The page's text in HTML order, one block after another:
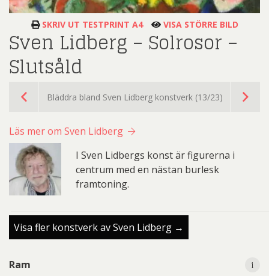
SKRIV UT TESTPRINT A4 VISA STÖRRE BILD
Sven Lidberg – Solrosor –
Slutsåld
Bläddra bland Sven Lidberg konstverk (13/23)
Läs mer om Sven Lidberg
I Sven Lidbergs konst är figurerna i
centrum med en nästan burlesk
framtoning.
Visa fler konstverk av Sven Lidberg →
Ram
i